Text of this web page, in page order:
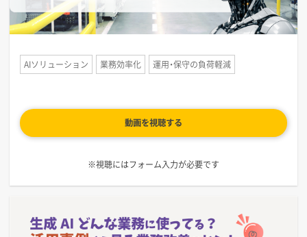
AIソリューション 業務効率化 運用・保守の負荷軽減
動画を視聴する
※視聴にはフォーム入力が必要です